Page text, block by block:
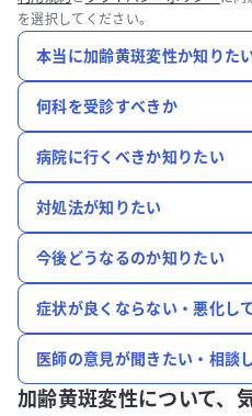
を選択してください。
本当に加齢黄斑変性か知りた
何科を受診すべきか
病院に行くべきか知りたい
対処法が知りたい
今後どうなるのか知りたい
症状が良くならない・悪化し
医師の意見が聞きたい・相談
加齢黄斑変性について、